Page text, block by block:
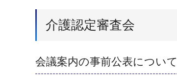
介護認定審査会
会議案内の事前公表について